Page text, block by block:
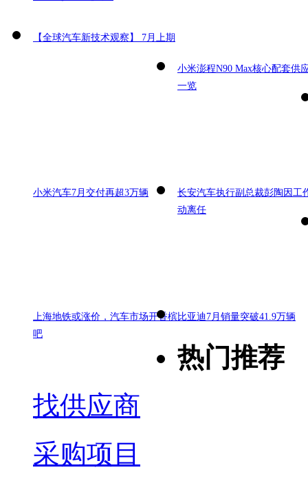
【全球汽车新技术观察】 7月上期
小米澎程N90 Max核心配套供
一览
小米汽车7月交付再超3万辆
长安汽车执行副总裁彭陶因工
动离任
上海地铁或涨价，汽车市场开香槟
吧
比亚迪7月销量突破41.9万辆
热门推荐
找供应商
采购项目